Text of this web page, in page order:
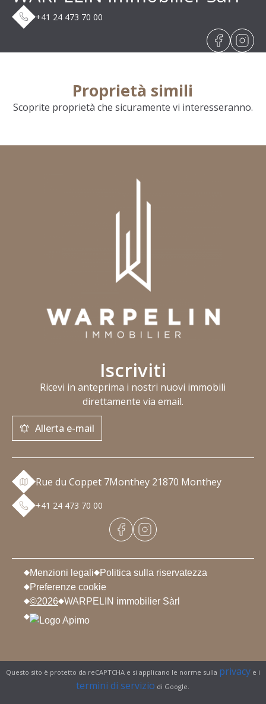
+41 24 473 70 00
Proprietà simili
Scoprite proprietà che sicuramente vi interesseranno.
Iscriviti
Ricevi in anteprima i nostri nuovi immobili
direttamente via email.
Allerta e-mail
Rue du Coppet 7Monthey 21870 Monthey
+41 24 473 70 00
©2026 WARPELIN immobilier Sàrl
Menzioni legali
Politica sulla riservatezza
Preferenze cookie
Questo sito è protetto da reCAPTCHA e si applicano le norme sulla privacy e i
termini di servizio di Google.